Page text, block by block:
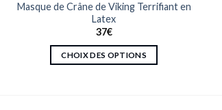
Masque de Crâne de Viking Terrifiant en
Latex
37€
CHOIX DES OPTIONS